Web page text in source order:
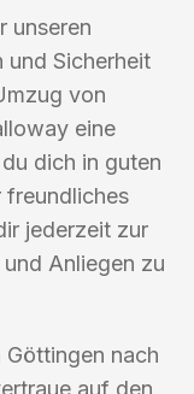
unseren
und Sicherheit
von
eine
dich in guten
freundliches
jederzeit zur
Anliegen zu
nach
auf den